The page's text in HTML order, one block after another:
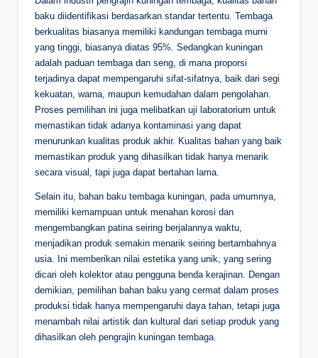
baku diidentifikasi berdasarkan standar tertentu. Tembaga
berkualitas biasanya memiliki kandungan tembaga murni
yang tinggi, biasanya diatas 95%. Sedangkan kuningan
adalah paduan tembaga dan seng, di mana proporsi
terjadinya dapat mempengaruhi sifat-sifatnya, baik dari segi
kekuatan, warna, maupun kemudahan dalam pengolahan.
Proses pemilihan ini juga melibatkan uji laboratorium untuk
memastikan tidak adanya kontaminasi yang dapat
menurunkan kualitas produk akhir. Kualitas bahan yang baik
memastikan produk yang dihasilkan tidak hanya menarik
secara visual, tapi juga dapat bertahan lama.
Selain itu, bahan baku tembaga kuningan, pada umumnya,
memiliki kemampuan untuk menahan korosi dan
mengembangkan patina seiring berjalannya waktu,
menjadikan produk semakin menarik seiring bertambahnya
usia. Ini memberikan nilai estetika yang unik, yang sering
dicari oleh kolektor atau pengguna benda kerajinan. Dengan
demikian, pemilihan bahan baku yang cermat dalam proses
produksi tidak hanya mempengaruhi daya tahan, tetapi juga
menambah nilai artistik dan kultural dari setiap produk yang
dihasilkan oleh pengrajin kuningan tembaga.